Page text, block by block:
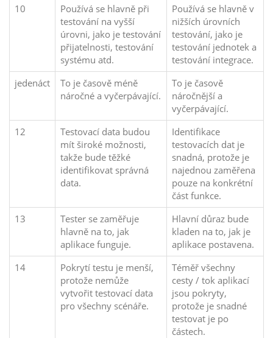
10
Používá se hlavně při
testování na vyšší
úrovni, jako je testování
přijatelnosti, testování
systému atd.
Používá se hlavně v
nižších úrovních
testování, jako je
testování jednotek a
testování integrace.
jedenáct
To je časově méně
náročné a vyčerpávající.
To je časově
náročnější a
vyčerpávající.
12
Testovací data budou
mít široké možnosti,
takže bude těžké
identifikovat správná
data.
Identifikace
testovacích dat je
snadná, protože je
najednou zaměřena
pouze na konkrétní
část funkce.
13
Tester se zaměřuje
hlavně na to, jak
aplikace funguje.
Hlavní důraz bude
kladen na to, jak je
aplikace postavena.
14
Pokrytí testu je menší,
protože nemůže
vytvořit testovací data
pro všechny scénáře.
Téměř všechny
cesty / tok aplikací
jsou pokryty,
protože je snadné
testovat je po
částech.